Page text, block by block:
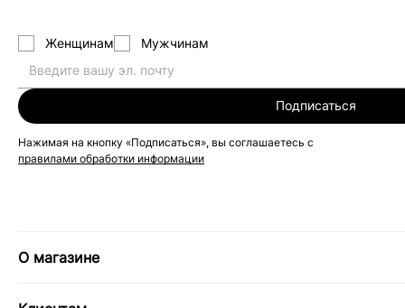
Женщинам Мужчинам
Подписаться
Нажимая на кнопку «Подписаться», вы соглашаетесь с
правилами обработки информации
О магазине